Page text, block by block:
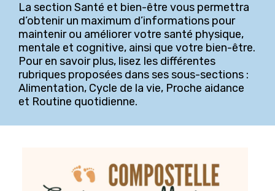
Loisirs et activités
Arts et culture
Arts, culture et divertissements
Histoire et Généalogie
Lecture, écriture et poésie
Photographie
Horticulture et jardinage
La section Santé et bien-être vous permettra
d’obtenir un maximum d’informations pour
maintenir ou améliorer votre santé physique,
mentale et cognitive, ainsi que votre bien-être.
Pour en savoir plus, lisez les différentes
rubriques proposées dans ses sous-sections :
Alimentation, Cycle de la vie, Proche aidance
et Routine quotidienne.